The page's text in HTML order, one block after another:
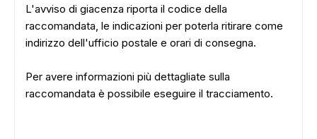
L'avviso di giacenza riporta il codice della
raccomandata, le indicazioni per poterla ritirare come
indirizzo dell'ufficio postale e orari di consegna.
Per avere informazioni più dettagliate sulla
raccomandata è possibile eseguire il tracciamento.